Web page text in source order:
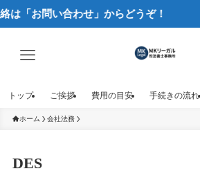
問い合わせ」からどうぞ！
トップ ご挨拶 費用の目安 手続きの流れ
ホーム 会社法務
DES